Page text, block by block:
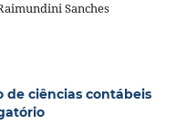
Sanches
de ciências contábeis